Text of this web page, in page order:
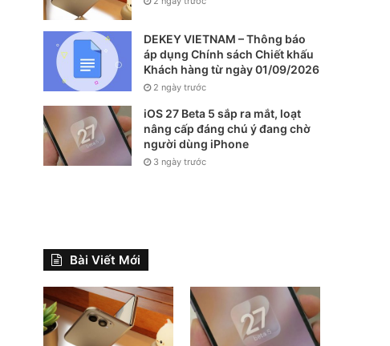
DEKEY VIETNAM – Thông báo
áp dụng Chính sách Chiết khấu
Khách hàng từ ngày 01/09/2026
2 ngày trước
iOS 27 Beta 5 sắp ra mắt, loạt
nâng cấp đáng chú ý đang chờ
người dùng iPhone
3 ngày trước
Bài Viết Mới